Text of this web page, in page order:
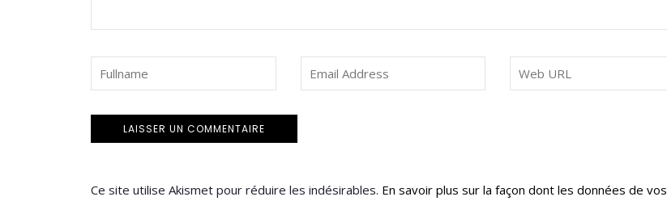
Ce site utilise Akismet pour réduire les indésirables. En savoir plus sur la façon dont les données de vos